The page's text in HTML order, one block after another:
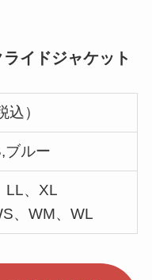
イドジャケット
）
ルー
LL、XL
、WM、WL